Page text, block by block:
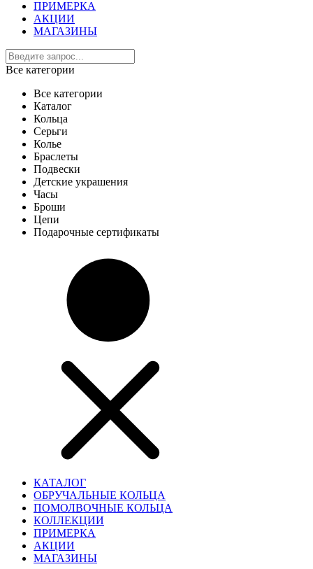
ПРИМЕРКА
АКЦИИ
МАГАЗИНЫ
Все категории
Все категории
Каталог
Кольца
Серьги
Колье
Браслеты
Подвески
Детские украшения
Часы
Броши
Цепи
Подарочные сертификаты
КАТАЛОГ
ОБРУЧАЛЬНЫЕ КОЛЬЦА
ПОМОЛВОЧНЫЕ КОЛЬЦА
КОЛЛЕКЦИИ
ПРИМЕРКА
АКЦИИ
МАГАЗИНЫ